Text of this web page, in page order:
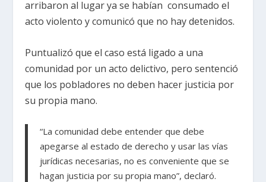
arribaron al lugar ya se habían consumado el
acto violento y comunicó que no hay detenidos.
Puntualizó que el caso está ligado a una
comunidad por un acto delictivo, pero sentenció
que los pobladores no deben hacer justicia por
su propia mano.
“La comunidad debe entender que debe
apegarse al estado de derecho y usar las vías
jurídicas necesarias, no es conveniente que se
hagan justicia por su propia mano”, declaró.